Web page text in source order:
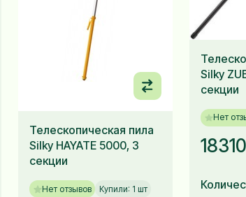
Телескопическая пила
Silky HAYATE 5000, 3
секции
Нет отзывов Купили: 1 шт
Silky
секции
Нет